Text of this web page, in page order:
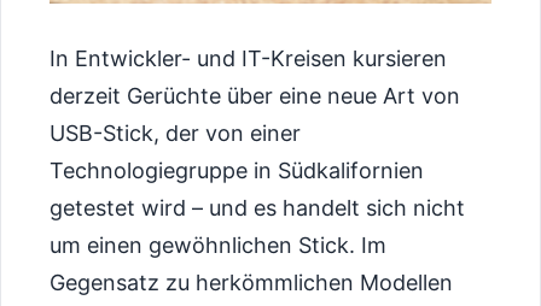
In Entwickler- und IT-Kreisen kursieren
derzeit Gerüchte über eine neue Art von
USB-Stick, der von einer
Technologiegruppe in Südkalifornien
getestet wird – und es handelt sich nicht
um einen gewöhnlichen Stick. Im
Gegensatz zu herkömmlichen Modellen